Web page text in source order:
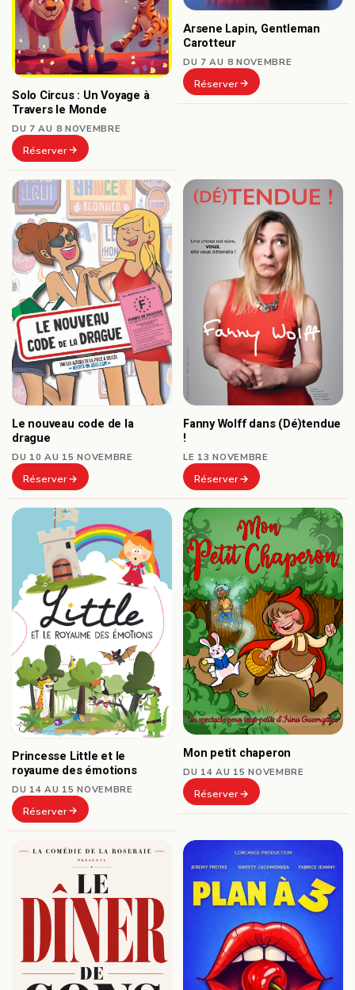
Solo Circus : Un Voyage à
Travers le Monde
DU 7 AU 8 NOVEMBRE
Réserver
Arsene Lapin, Gentleman
Carotteur
DU 7 AU 8 NOVEMBRE
Réserver
Le nouveau code de la
drague
DU 10 AU 15 NOVEMBRE
Réserver
Fanny Wolff dans (Dé)tendue
!
LE 13 NOVEMBRE
Réserver
Princesse Little et le
royaume des émotions
DU 14 AU 15 NOVEMBRE
Réserver
Mon petit chaperon
DU 14 AU 15 NOVEMBRE
Réserver